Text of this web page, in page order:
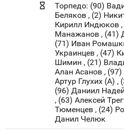
Торпедо: (90)
Беляков , (2)
Кирилл Индюков
Манажанов , (41)
(71) Иван
Украинцев , (47)
Шимин , (21)
Алан Асанов , (97)
Артур Глухих (A)
(96) Даниил
, (63) Алексей
Тюменцев , (24)
Данил Челюк